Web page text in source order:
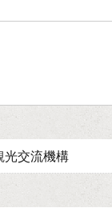
光交流機構